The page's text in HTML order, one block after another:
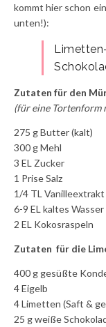
kommt hier schon
unten!):
Zutaten für den
(für eine Tortenform
275 g Butter (kalt)
300 g Mehl
3 EL Zucker
1 Prise Salz
1/4 TL Vanilleextrakt
6-9 EL kaltes Wasser
2 EL Kokosraspeln
Zutaten für die
400 g gesüßte
4 Eigelb
4 Limetten (Saft &
25 g weiße